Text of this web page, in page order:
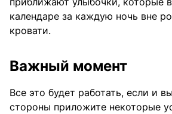
календаре за каждую ночь вне
кровати.
Важный момент
Все это будет работать, если и
стороны приложите некоторые